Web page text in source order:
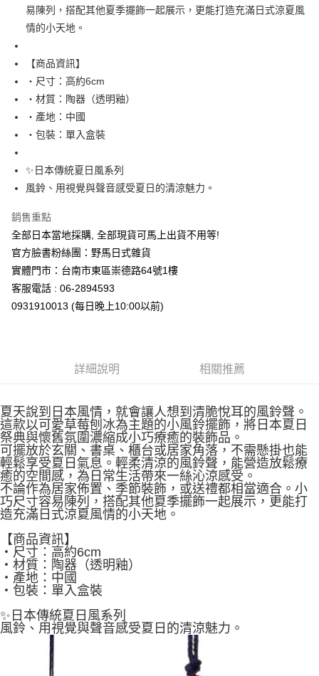
台新國際商業銀行
中國信託商業銀行
台灣樂天信用卡公司
Google Pay
運送方式
全家取貨付款
每筆NT$65，滿NT$999(含以上)免運費
付款後全家取貨
7-11取貨付款
付款後7-11取貨
每筆NT$65，滿NT$999(含以上)免運費
宅配
每筆NT$100，滿NT$999(含以上)免運費
易陳列，搭配其他夏季擺飾一起展示，更能打造充滿日式涼夏風
情的小天地。
【商品資訊】
・尺寸：高約6cm
・材質：陶器（透明釉）
・產地：中國
・包裝：單入盒裝
✨日本傳統夏日風系列
風鈴、用視覺與聲音感受夏日的清涼魅力。
銷售重點
全部日本當地採購, 全部現貨可馬上出貨不用等!
官方臉書粉絲團：野馬日式雜貨
實體門市：台南市東區崇德路64號1樓
客服電話 : 06-2894593
0931910013 (每日晚上10:00以前)
詳細說明 相關推薦
夏天說到日本風情，就會讓人想到清脆悅耳的風鈴聲。
這款以可愛草莓刨冰為主題的小風鈴擺飾，將日本夏日
祭典與懷舊氛圍濃縮成小巧療癒的裝飾品。
可擺放於玄關、書桌、櫃台或居家角落，不需懸掛也能
輕鬆享受夏日氣息。輕柔清涼的風鈴聲，能營造放鬆療
癒的空間感，為日常生活帶來一絲沁涼感受。
不論作為居家佈置、季節裝飾，或送禮都相當適合。小
巧尺寸容易陳列，搭配其他夏季擺飾一起展示，更能打
造充滿日式涼夏風情的小天地。
【商品資訊】
・尺寸：高約6cm
・材質：陶器（透明釉）
・產地：中國
・包裝：單入盒裝
✨日本傳統夏日風系列
風鈴、用視覺與聲音感受夏日的清涼魅力。